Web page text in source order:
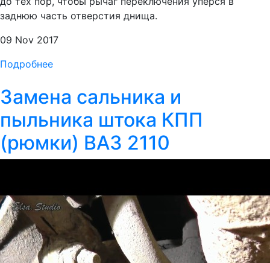
заднюю часть отверстия днища.
09 Nov 2017
Подробнее
Замена сальника и
пыльника штока КПП
(рюмки) ВАЗ 2110